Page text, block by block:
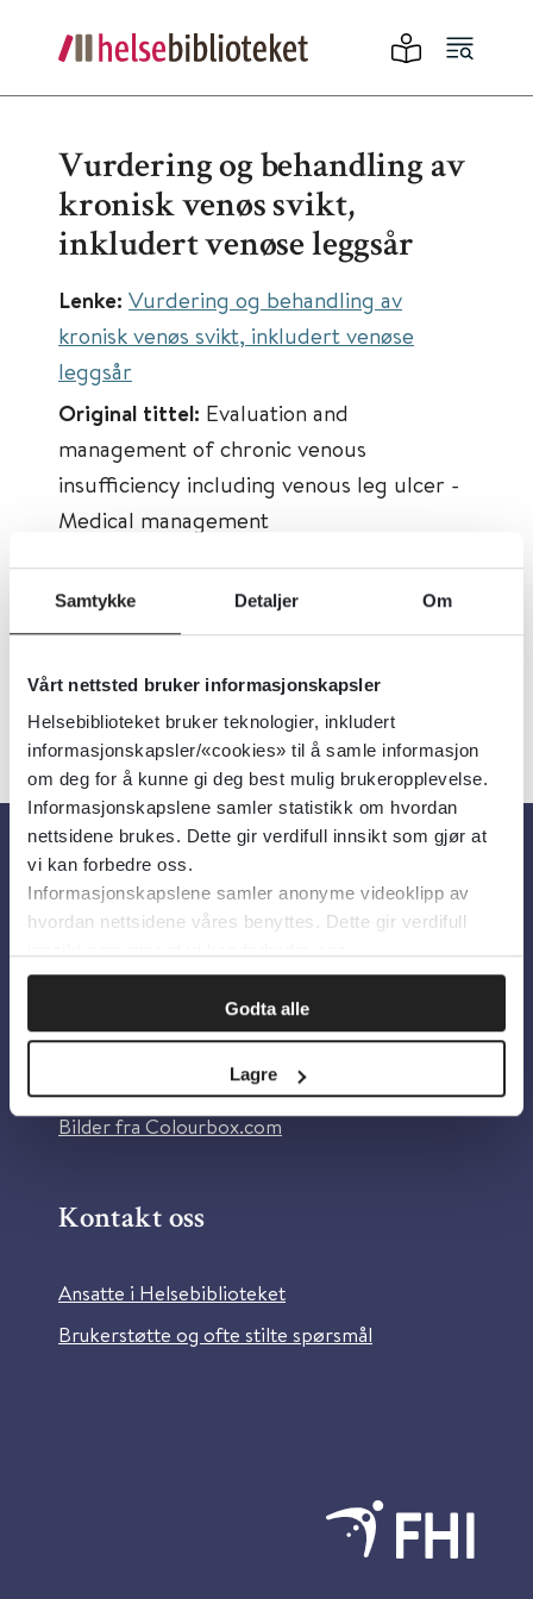
Samtykke Detaljer Om
Vårt nettsted bruker informasjonskapsler
Helsebiblioteket bruker teknologier, inkludert
informasjonskapsler/«cookies» til å samle informasjon
om deg for å kunne gi deg best mulig brukeropplevelse.
Informasjonskapslene samler statistikk om hvordan
nettsidene brukes. Dette gir verdifull innsikt som gjør at
vi kan forbedre oss.
Informasjonskapslene samler anonyme videoklipp av
hvordan nettsidene våres benyttes. Dette gir verdifull
Godta alle
Lagre
Vurdering og behandling av
kronisk venøs svikt,
inkludert venøse leggsår
Lenke: Vurdering og behandling av
kronisk venøs svikt, inkludert venøse
leggsår
Original tittel: Evaluation and
management of chronic venous
insufficiency including venous leg ulcer -
Medical management
Utgiver:UpToDate
Språk:Engelsk
Om oss
Om Helsebiblioteket
Personvern og informasjonskapsler
Tilgjengelighetserklæring
Information in English
Bilder fra Colourbox.com
Kontakt oss
Ansatte i Helsebiblioteket
Brukerstøtte og ofte stilte spørsmål